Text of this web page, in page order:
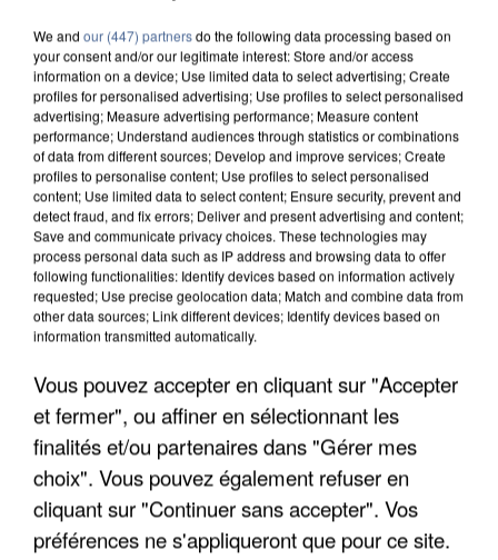
APRÈS TOUTES CES CANICULES, LES REFUGES
We and our (447) partnersdo the following data processing based on
your consent and/or our legitimate interest: Store and/or access
information on a device; Use limited data to select advertising; Create
profiles for personalised advertising; Use profiles to select personalised
advertising; Measure advertising performance; Measure content
performance; Understand audiences through statistics or combinations
of data from different sources; Develop and improve services; Create
profiles to personalise content; Use profiles to select personalised
content; Use limited data to select content; Ensure security, prevent and
detect fraud, and fix errors; Deliver and present advertising and content;
Save and communicate privacy choices. These technologies may
process personal data such as IP address and browsing data to offer
following functionalities: Identify devices based on information actively
requested; Use precise geolocation data; Match and combine data from
other data sources; Link different devices; Identify devices based on
information transmitted automatically.
Vous pouvez accepter en cliquant sur "Accepter
et fermer", ou affiner en sélectionnant les
finalités et/ou partenaires dans "Gérer mes
choix". Vous pouvez également refuser en
cliquant sur "Continuer sans accepter". Vos
préférences ne s'appliqueront que pour ce site.